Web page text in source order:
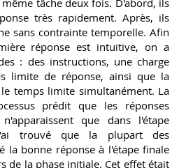
tâche deux fois. D'abord, ils
très rapidement. Après, ils
sans contrainte temporelle. Afin
réponse est intuitive, on a
: des instructions, une charge
limite de réponse, ainsi que la
temps limite simultanément. La
prédit que les réponses
que dans l'étape
trouvé que la plupart des
la bonne réponse à l'étape finale
de la phase initiale. Cet effet était